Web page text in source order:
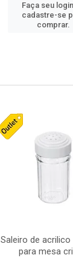
Faça seu
cadastre-se
comprar.
Saleiro de acrilico
para mesa